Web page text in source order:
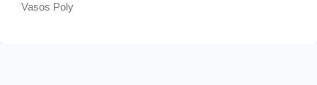
Vasos Poly